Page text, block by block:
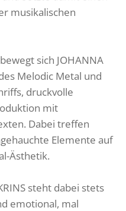
musikalischen
sich JOHANNA
Melodic Metal und
druckvolle
mit
Dabei treffen
Elemente auf
Ästhetik.
steht dabei stets
emotional, mal